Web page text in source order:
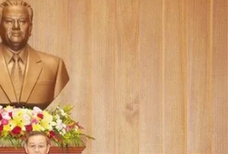
người tại Mũi